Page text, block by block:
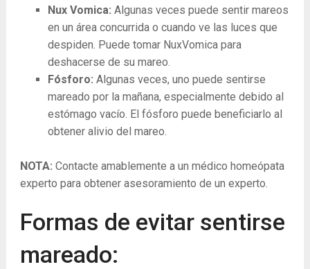
Nux Vomica: Algunas veces puede sentir mareos
en un área concurrida o cuando ve las luces que
despiden. Puede tomar NuxVomica para
deshacerse de su mareo.
Fósforo: Algunas veces, uno puede sentirse
mareado por la mañana, especialmente debido al
estómago vacío. El fósforo puede beneficiarlo al
obtener alivio del mareo.
NOTA: Contacte amablemente a un médico homeópata
experto para obtener asesoramiento de un experto.
Formas de evitar sentirse
mareado: